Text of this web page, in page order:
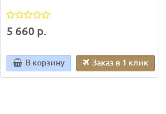
5 660 р.
В корзину Заказ в 1 клик